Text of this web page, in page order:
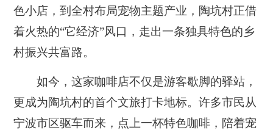
色小店，到全村布局宠物主题产业，陶坑村正借
着火热的“它经济”风口，走出一条独具特色的乡
村振兴共富路。
如今，这家咖啡店不仅是游客歇脚的驿站，
更成为陶坑村的首个文旅打卡地标。许多市民从
宁波市区驱车而来，点上一杯特色咖啡，陪着宠